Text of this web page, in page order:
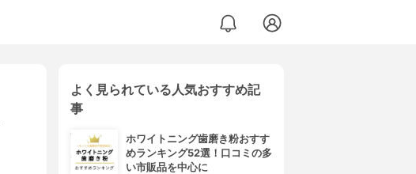
よく見られている人気おすすめ記
事
ホワイトニング歯磨き粉おすす
めランキング52選！口コミの多
い市販品を中心に